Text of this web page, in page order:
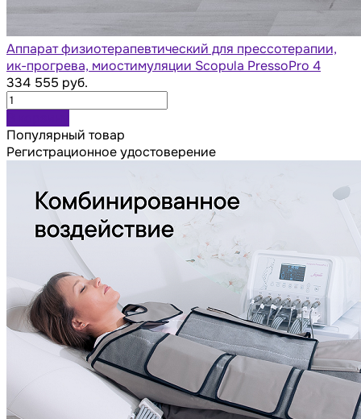
Аппарат физиотерапевтический для прессотерапии,
ик-прогрева, миостимуляции Scopula PressoPro 4
334 555 руб.
Популярный товар
Регистрационное удостоверение